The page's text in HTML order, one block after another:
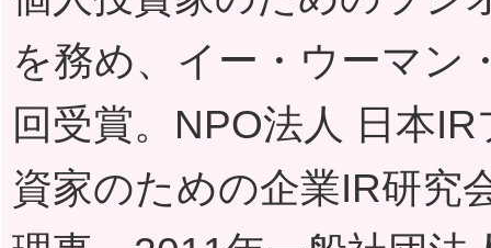
を務め、イー・ウーマン
回受賞。NPO法人 日本
資家のための企業IR研究